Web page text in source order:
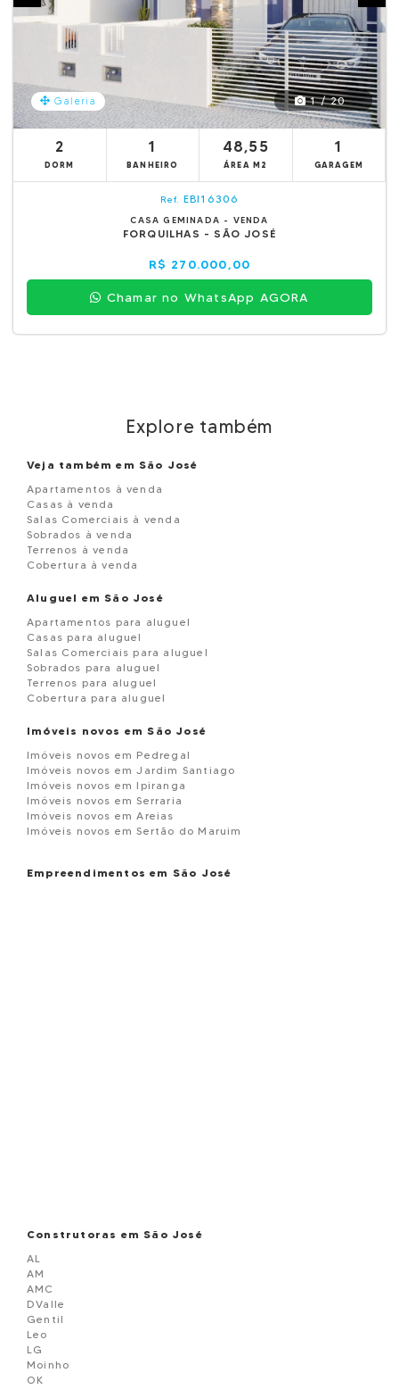
Galeria 1 / 20
2
DORM
1
BANHEIRO
48,55
ÁREA M2
1
GARAGEM
Ref. EBI16306
CASA GEMINADA - VENDA
FORQUILHAS - SÃO JOSÉ
R$ 270.000,00
Chamar no WhatsApp AGORA
Explore também
Veja também em São José
Apartamentos à venda
Casas à venda
Salas Comerciais à venda
Sobrados à venda
Terrenos à venda
Cobertura à venda
Aluguel em São José
Apartamentos para aluguel
Casas para aluguel
Salas Comerciais para aluguel
Sobrados para aluguel
Terrenos para aluguel
Cobertura para aluguel
Imóveis novos em São José
Imóveis novos em Pedregal
Imóveis novos em Jardim Santiago
Imóveis novos em Ipiranga
Imóveis novos em Serraria
Imóveis novos em Areias
Imóveis novos em Sertão do Maruim
Empreendimentos em São José
Construtoras em São José
AL
AM
AMC
DValle
Gentil
Leo
LG
Moinho
OK